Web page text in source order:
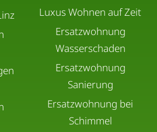
Luxus Wohnen auf Zeit
Ersatzwohnung
Wasserschaden
Ersatzwohnung
Sanierung
Ersatzwohnung bei
Schimmel